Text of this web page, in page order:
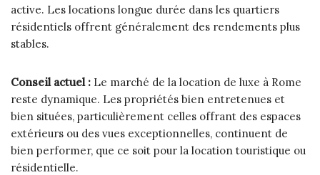
active. Les locations longue durée dans les quartiers
résidentiels offrent généralement des rendements plus
stables.
Conseil actuel : Le marché de la location de luxe à Rome
reste dynamique. Les propriétés bien entretenues et
bien situées, particulièrement celles offrant des espaces
extérieurs ou des vues exceptionnelles, continuent de
bien performer, que ce soit pour la location touristique ou
résidentielle.